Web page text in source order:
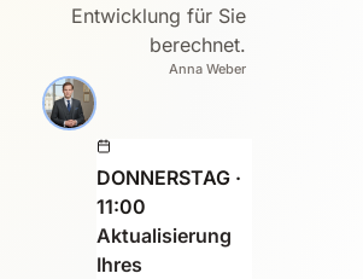
Entwicklung für Sie
berechnet.
Anna Weber
DONNERSTAG ·
11:00
Aktualisierung
Ihres